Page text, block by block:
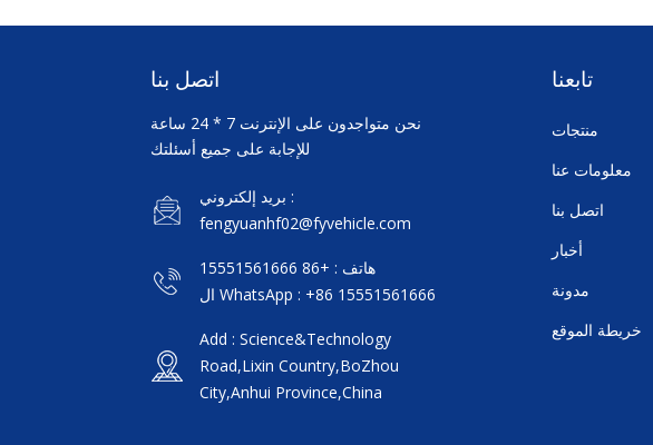
اتصل بنا
نحن متواجدون على الإنترنت 7 * 24 ساعة
للإجابة على جميع أسئلتك
بريد إلكتروني :
fengyuanhf02@fyvehicle.com
هاتف : +86 15551561666
ال WhatsApp : +86 15551561666
Add : Science&Technology
Road,Lixin Country,BoZhou
City,Anhui Province,China
تابعنا
منتجات
معلومات عنا
اتصل بنا
أخبار
مدونة
خريطة الموقع